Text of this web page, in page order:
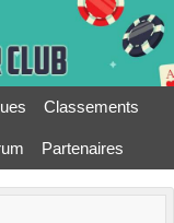
Classements
Partenaires